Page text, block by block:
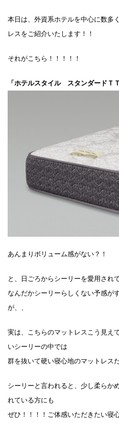
本日は、外資系ホテルを中心に数多
レスをご紹介いたします！！
それがこちら！！！！！
「ホテルスタイル スタンダードＴＴ
あんまりボリューム感がない？！
と、日ごろからシーリーを愛用され
なんだかシーリーらしくない予感が
が、、
実は、こちらのマットレスこう見え
いシーリーの中では
群を抜いて硬い寝心地のマットレ
シーリーと言われると、少し柔らか
れている方にも
ぜひ！！！！ご体感いただきたい寝
おしらせ